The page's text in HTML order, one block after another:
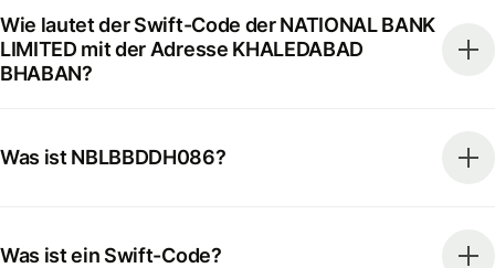
Wie lautet der Swift-Code der NATIONAL BANK
LIMITED mit der Adresse KHALEDABAD
BHABAN?
Was ist NBLBBDDH086?
Was ist ein Swift-Code?